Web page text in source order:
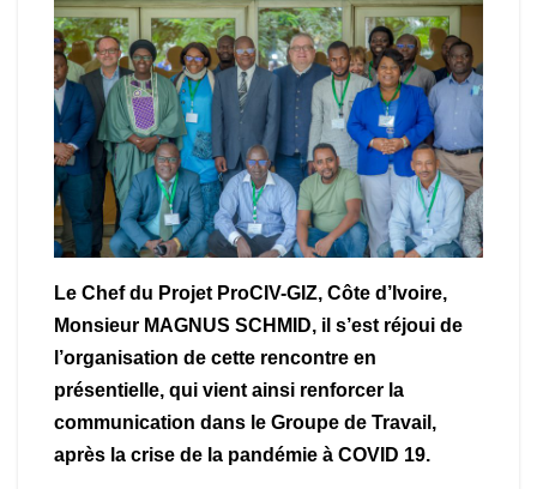
Le Chef du Projet ProCIV-GIZ, Côte d’Ivoire,
Monsieur MAGNUS SCHMID, il s’est réjoui de
l’organisation de cette rencontre en
présentielle, qui vient ainsi renforcer la
communication dans le Groupe de Travail,
après la crise de la pandémie à COVID 19.